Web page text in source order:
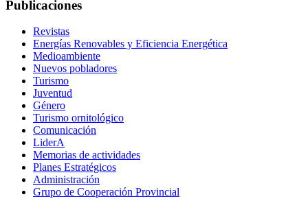
Publicaciones
Revistas
Energías Renovables y Eficiencia Energética
Medioambiente
Nuevos pobladores
Turismo
Juventud
Género
Turismo ornitológico
Comunicación
LiderA
Memorias de actividades
Planes Estratégicos
Administración
Grupo de Cooperación Provincial